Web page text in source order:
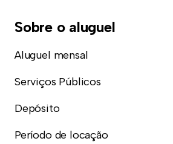
Sobre o aluguel
Aluguel mensal
Serviços Públicos
Depósito
Período de locação